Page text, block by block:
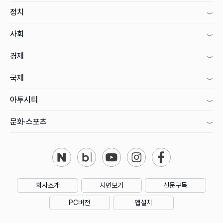
정치
사회
경제
국제
아투시티
문화·스포츠
회사소개 지면보기 신문구독
PC버전 앱설치